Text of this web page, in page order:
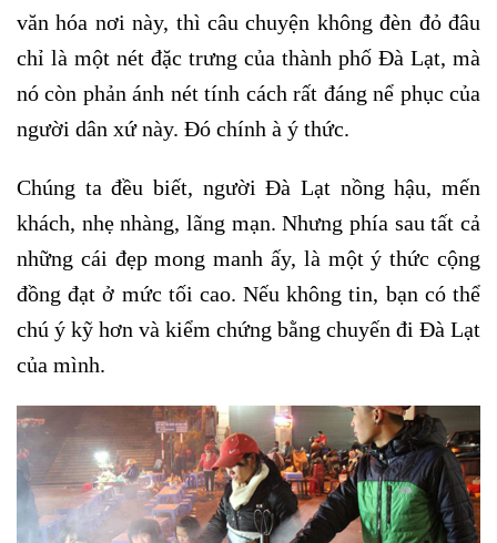
văn hóa nơi này, thì câu chuyện không đèn đỏ đâu
chỉ là một nét đặc trưng của thành phố Đà Lạt, mà
nó còn phản ánh nét tính cách rất đáng nể phục của
người dân xứ này. Đó chính à ý thức.
Chúng ta đều biết, người Đà Lạt nồng hậu, mến
khách, nhẹ nhàng, lãng mạn. Nhưng phía sau tất cả
những cái đẹp mong manh ấy, là một ý thức cộng
đồng đạt ở mức tối cao. Nếu không tin, bạn có thể
chú ý kỹ hơn và kiểm chứng bằng chuyến đi Đà Lạt
của mình.